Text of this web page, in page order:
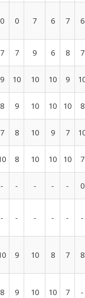
0 0 7 6 7 6
7 7 9 6 8
7
9 10 10 10 9
8 9 10 10 10
8
7 8 10 9 7
8 10 10 10
7
- - - - -
0
- - - - - -
9 10 8 7 8
8 9 10 10 7 -